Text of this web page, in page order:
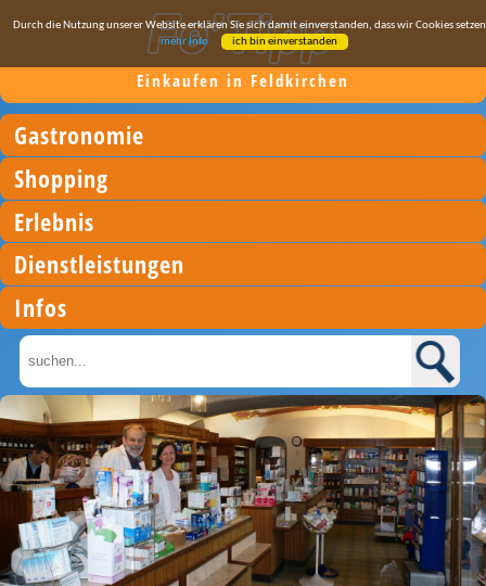
Durch die Nutzung unserer Website erklären Sie sich damit einverstanden, dass wir Cookies
mehr Info
ich bin einverstanden
Einkaufen in Feldkirchen
Gastronomie
Shopping
Erlebnis
Dienstleistungen
Infos